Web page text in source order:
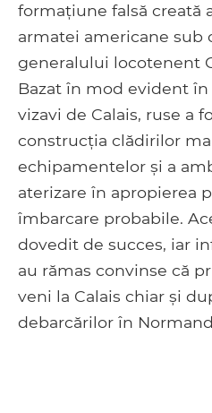
formațiune falsă creată
armatei americane sub
generalului locotenent
Bazat în mod evident
vizavi de Calais, ruse a
construcția clădirilor
echipamentelor și a
aterizare în apropierea
îmbarcare probabile.
dovedit de succes, iar
au rămas convinse că
veni la Calais chiar și
debarcărilor în